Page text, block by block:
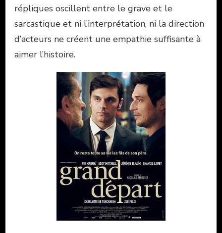
répliques oscillent entre le grave et le
sarcastique et ni l’interprétation, ni la direction
d’acteurs ne créent une empathie suffisante à
aimer l’histoire.